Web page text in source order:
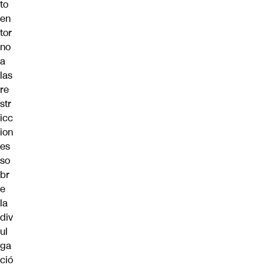
to
en
tor
no
a
las
re
str
icc
ion
es
so
br
e
la
div
ul
ga
ció